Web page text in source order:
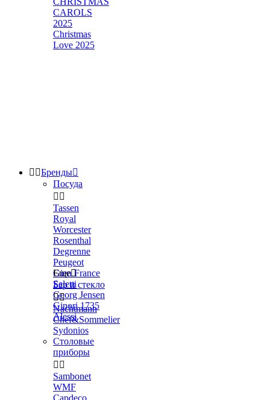
CAROLS
2025
Christmas
Love 2025
 Бренды
Посуда
 
Tassen
Royal
Worcester
Rosenthal
Degrenne
Peugeot
Gien France
Seletti
Georg Jensen
Ginori 1735
Alessi
Еще
Бар и стекло

Nachtmann
Chef&Sommelier
Sydonios
Столовые
приборы
 
Sambonet
WMF
Capdeco